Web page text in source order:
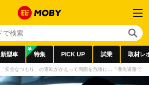
新型車 特集 PICK UP 試乗 取材レ
「安全なつもり」の運転がかえって周囲を危険に…「優先道路で